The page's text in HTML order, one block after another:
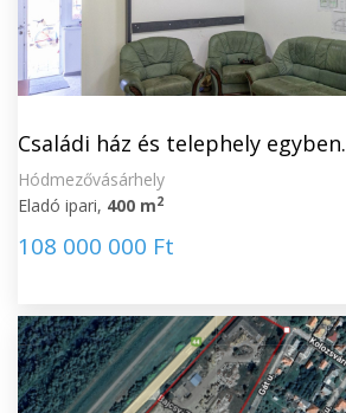
Családi ház és telephely egyben.
Hódmezővásárhely
Eladó ipari, 400 m2
108 000 000 Ft